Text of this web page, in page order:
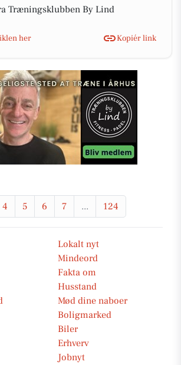
Træningsklubben By Lind
her Kopiér link
4 5 6 7 ... 124
Lokalt nyt
Mindeord
Fakta om
Husstand
Mød dine naboer
Boligmarked
Biler
Erhverv
Jobnyt